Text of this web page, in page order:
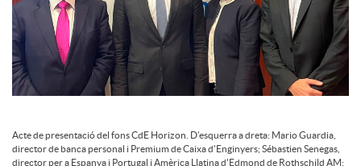
Acte de presentació del fons CdE Horizon. D’esquerra a dreta: Mario Guardia,
director de banca personal i Premium de Caixa d'Enginyers; Sébastien Senegas,
director per a Espanya i Portugal i Amèrica Llatina d'Edmond de Rothschild AM;